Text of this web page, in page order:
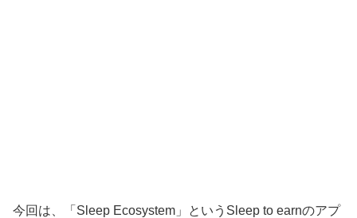
今回は、「Sleep Ecosystem」というSleep to earnのアプ